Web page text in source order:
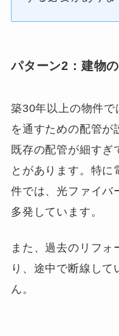
パターン2：建物
築30年以上の物件
を通すための配管が
既存の配管が細すぎ
とがあります。特に
件では、光ファイバ
多発しています。
また、過去のリフォ
り、途中で断線し
ん。